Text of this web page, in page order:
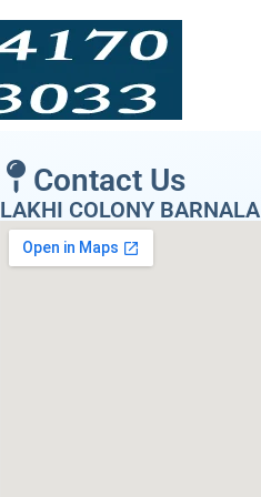
Contact Us
LAKHI COLONY BARNALA